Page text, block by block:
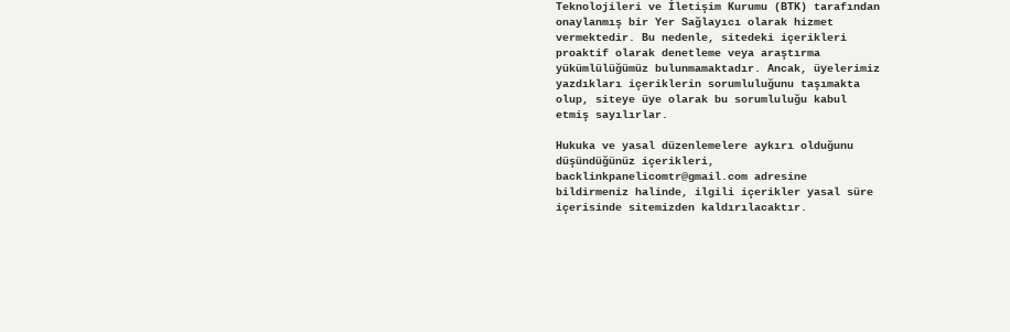
Teknolojileri ve İletişim Kurumu (BTK) tarafından
onaylanmış bir Yer Sağlayıcı olarak hizmet
vermektedir. Bu nedenle, sitedeki içerikleri
proaktif olarak denetleme veya araştırma
yükümlülüğümüz bulunmamaktadır. Ancak, üyelerimiz
yazdıkları içeriklerin sorumluluğunu taşımakta
olup, siteye üye olarak bu sorumluluğu kabul
etmiş sayılırlar.
Hukuka ve yasal düzenlemelere aykırı olduğunu
düşündüğünüz içerikleri,
backlinkpanelicomtr@gmail.comadresine
bildirmeniz halinde, ilgili içerikler yasal süre
içerisinde sitemizden kaldırılacaktır.